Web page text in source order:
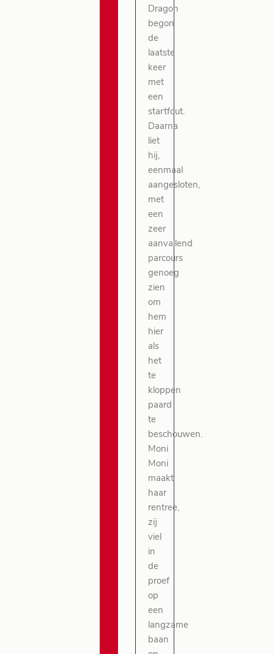
Dragon
begon
de
laatste
keer
met
een
startfout.
Daarna
liet
hij,
eenmaal
aangesloten,
met
een
zeer
aanvallend
parcours
genoeg
zien
om
hem
hier
als
het
te
kloppen
paard
te
beschouwen.
Moni
Moni
maakt
haar
rentree,
zij
viel
in
de
proef
op
een
langzame
baan